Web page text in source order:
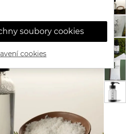
soubory cookies
cookies